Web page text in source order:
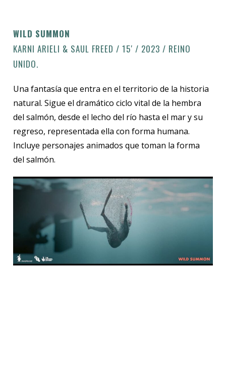
WILD SUMMON
KARNI ARIELI & SAUL FREED / 15′ / 2023 / REINO
UNIDO.
Una fantasía que entra en el territorio de la historia
natural. Sigue el dramático ciclo vital de la hembra
del salmón, desde el lecho del río hasta el mar y su
regreso, representada ella con forma humana.
Incluye personajes animados que toman la forma
del salmón.